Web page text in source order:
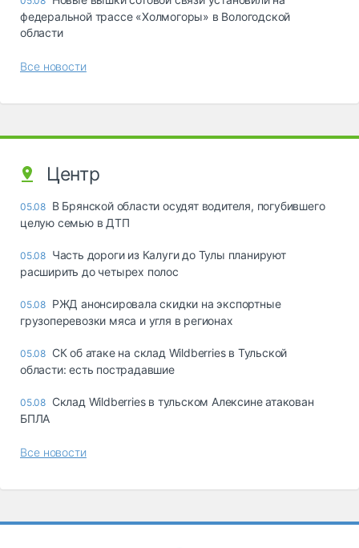
федеральной трассе «Холмогоры» в Вологодской
области
Все новости
Центр
05.08 В Брянской области осудят водителя, погубившего
целую семью в ДТП
05.08 Часть дороги из Калуги до Тулы планируют
расширить до четырех полос
05.08 РЖД анонсировала скидки на экспортные
грузоперевозки мяса и угля в регионах
05.08 СК об атаке на склад Wildberries в Тульской
области: есть пострадавшие
05.08 Склад Wildberries в тульском Алексине атакован
БПЛА
Все новости